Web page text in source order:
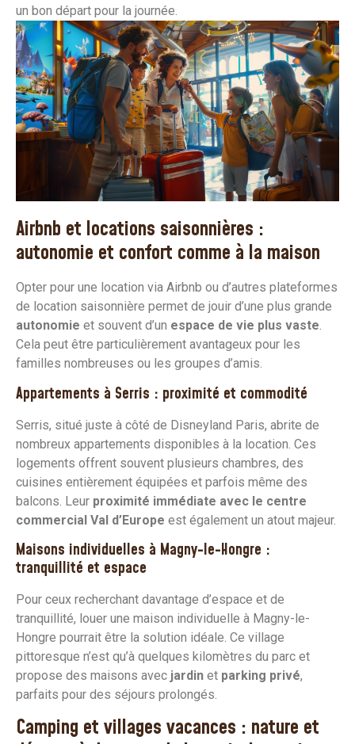
un bon départ pour la journée.
Airbnb et locations saisonnières :
autonomie et confort comme à la maison
Opter pour une location via Airbnb ou d’autres plateformes
de location saisonnière permet de jouir d’une plus grande
autonomie et souvent d’un espace de vie plus vaste.
Cela peut être particulièrement avantageux pour les
familles nombreuses ou les groupes d’amis.
Appartements à Serris : proximité et commodité
Serris, situé juste à côté de Disneyland Paris, abrite de
nombreux appartements disponibles à la location. Ces
logements offrent souvent plusieurs chambres, des
cuisines entièrement équipées et parfois même des
balcons. Leur proximité immédiate avec le centre
commercial Val d’Europe est également un atout majeur.
Maisons individuelles à Magny-le-Hongre :
tranquillité et espace
Pour ceux recherchant davantage d’espace et de
tranquillité, louer une maison individuelle à Magny-le-
Hongre pourrait être la solution idéale. Ce village
pittoresque n’est qu’à quelques kilomètres du parc et
propose des maisons avec jardin et parking privé,
parfaits pour des séjours prolongés.
Camping et villages vacances : nature et